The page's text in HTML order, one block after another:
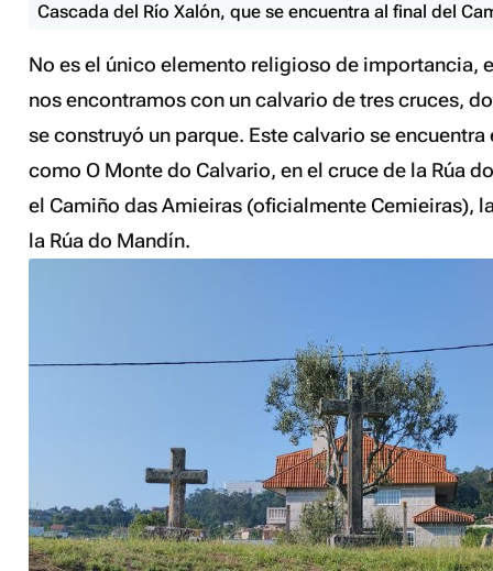
Cascada del Río Xalón, que se encuentra al final del
No es el único elemento religioso de importancia,
nos encontramos con un calvario de tres cruces,
se construyó un parque. Este calvario se
como O Monte do Calvario, en el cruce de la Rúa
el Camiño das Amieiras (oficialmente Cemieiras),
la Rúa do Mandín.